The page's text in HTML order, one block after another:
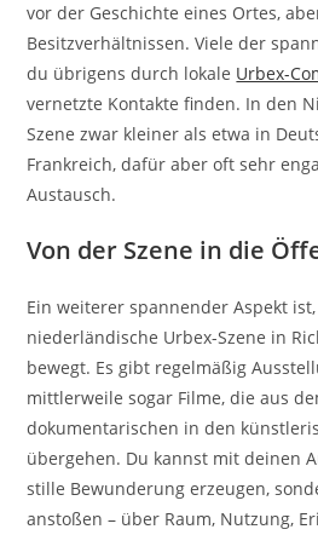
vor der Geschichte eines Ortes,
Besitzverhältnissen. Viele der
du übrigens durch lokale Urbex-
vernetzte Kontakte finden. In den
Szene zwar kleiner als etwa in
Frankreich, dafür aber oft sehr
Austausch.
Von der Szene in die
Ein weiterer spannender Aspekt
niederländische Urbex-Szene in
bewegt. Es gibt regelmäßig
mittlerweile sogar Filme, die aus
dokumentarischen in den
übergehen. Du kannst mit deinen
stille Bewunderung erzeugen,
anstoßen – über Raum, Nutzung,